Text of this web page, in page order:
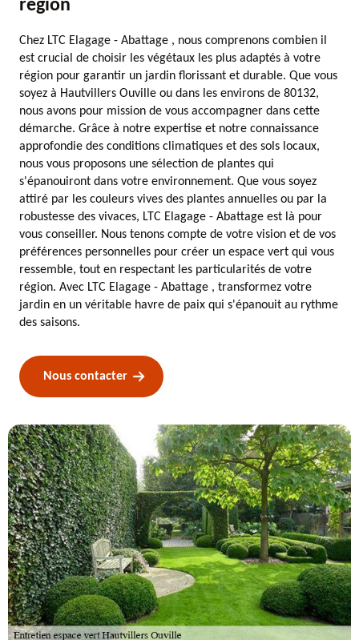
region
Chez LTC Elagage - Abattage , nous comprenons combien il
est crucial de choisir les végétaux les plus adaptés à votre
région pour garantir un jardin florissant et durable. Que vous
soyez à Hautvillers Ouville ou dans les environs de 80132,
nous avons pour mission de vous accompagner dans cette
démarche. Grâce à notre expertise et notre connaissance
approfondie des conditions climatiques et des sols locaux,
nous vous proposons une sélection de plantes qui
s'épanouiront dans votre environnement. Que vous soyez
attiré par les couleurs vives des plantes annuelles ou par la
robustesse des vivaces, LTC Elagage - Abattage est là pour
vous conseiller. Nous tenons compte de votre vision et de vos
préférences personnelles pour créer un espace vert qui vous
ressemble, tout en respectant les particularités de votre
région. Avec LTC Elagage - Abattage , transformez votre
jardin en un véritable havre de paix qui s'épanouit au rythme
des saisons.
Nous contacter